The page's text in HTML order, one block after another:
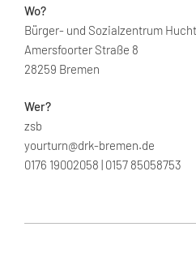
Wo?
Bürger- und Sozialzentrum
Amersfoorter Straße 8
28259 Bremen
Wer?
zsb
yourturn@drk-bremen.de
0176 19002058 | 0157 85058753